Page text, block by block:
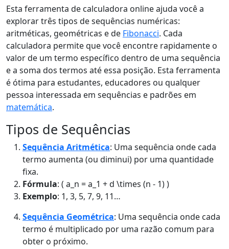
Esta ferramenta de calculadora online ajuda você a
explorar três tipos de sequências numéricas:
aritméticas, geométricas e de Fibonacci. Cada
calculadora permite que você encontre rapidamente o
valor de um termo específico dentro de uma sequência
e a soma dos termos até essa posição. Esta ferramenta
é ótima para estudantes, educadores ou qualquer
pessoa interessada em sequências e padrões em
matemática.
Tipos de Sequências
Sequência Aritmética: Uma sequência onde cada
termo aumenta (ou diminui) por uma quantidade
fixa.
Fórmula: ( a_n = a_1 + d \times (n - 1) )
Exemplo: 1, 3, 5, 7, 9, 11…
Sequência Geométrica: Uma sequência onde cada
termo é multiplicado por uma razão comum para
obter o próximo.